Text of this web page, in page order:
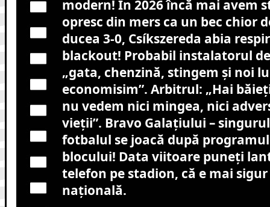
modern! În 2026 încă mai avem
opresc din mers ca un bec chior
ducea 3-0, Csíkszereda abia
blackout! Probabil instalatorul de
„gata, chenzină, stingem și noi
economisim”. Arbitrul: „Hai
nu vedem nici mingea, nici
vieții”. Bravo Galațiului –
fotbalul se joacă după
blocului! Data viitoare puneți
telefon pe stadion, că e mai
națională.